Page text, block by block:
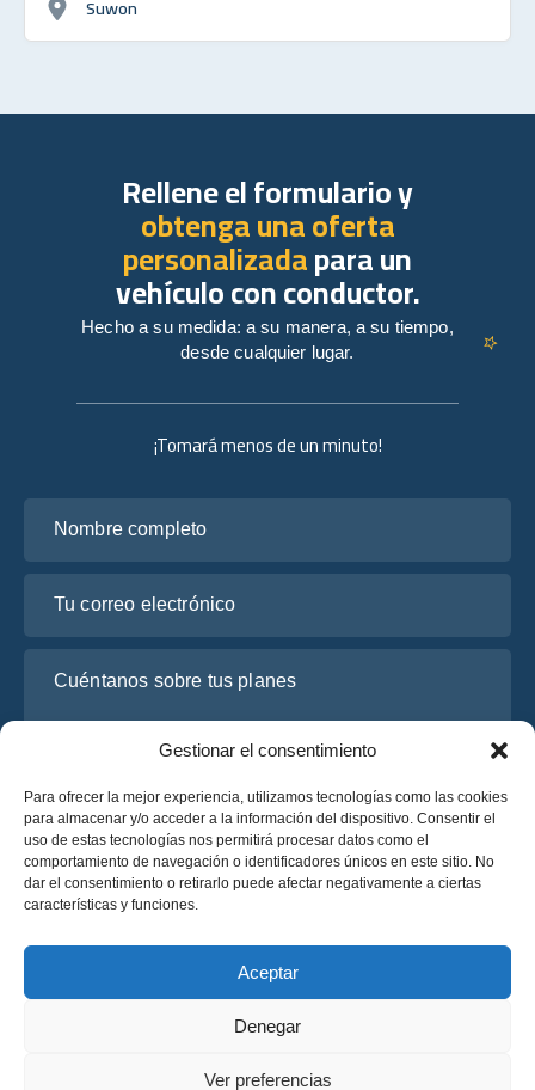
Gestionar el consentimiento
Para ofrecer la mejor experiencia, utilizamos tecnologías como las cookies
para almacenar y/o acceder a la información del dispositivo. Consentir el
uso de estas tecnologías nos permitirá procesar datos como el
comportamiento de navegación o identificadores únicos en este sitio. No
dar el consentimiento o retirarlo puede afectar negativamente a ciertas
características y funciones.
Aceptar
Denegar
Ver preferencias
Suwon
¡Tomará menos de un minuto!
He leído y acepto la
Solicite un presupuesto
Solicite un presupuesto
Rellene el formulario y
obtenga una oferta
personalizadapara un
vehículo con conductor.
Hecho a su medida: a su manera, a su tiempo,
desde cualquier lugar.